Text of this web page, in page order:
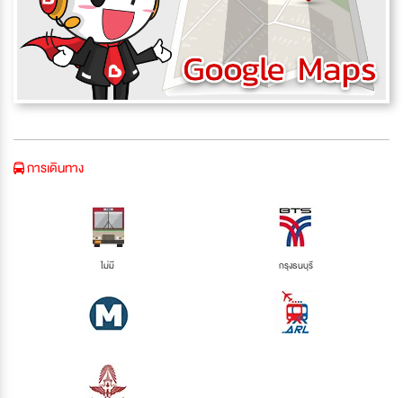
การเดินทาง
ไม่มี กรุงธนบุรี